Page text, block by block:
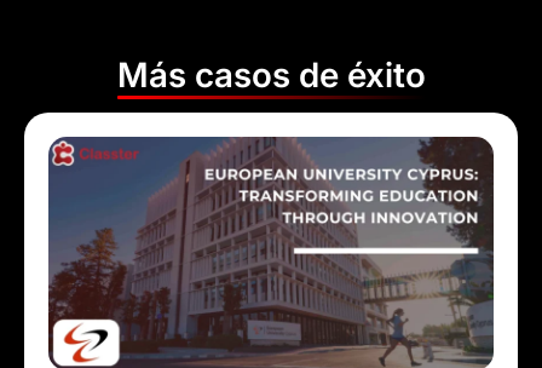
Más casos de éxito